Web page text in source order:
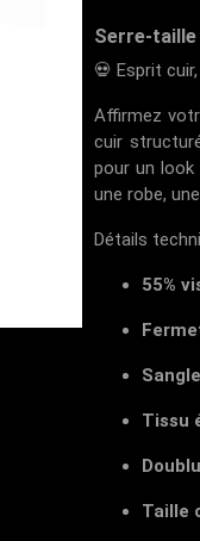
Serre-taille
💀 Esprit
Affirmez
cuir
pour un look
une robe,
Détails
55%
Tissu
Taille